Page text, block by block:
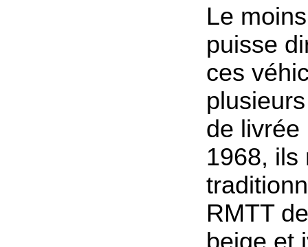
Le
puisse
ces
de livrée
1968, ils
RMTT
beige et